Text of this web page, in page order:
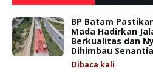
BP Batam
Mada Hadirkan
Berkualitas dan
Dihimbau
Dibaca kali